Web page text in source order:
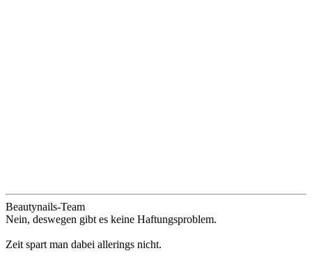
Beautynails-Team
Nein, deswegen gibt es keine Haftungsproblem.
Zeit spart man dabei allerings nicht.